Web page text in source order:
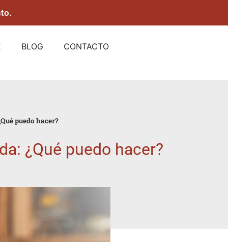
BLOG CONTACTO
puedo hacer?
¿Qué puedo hacer?